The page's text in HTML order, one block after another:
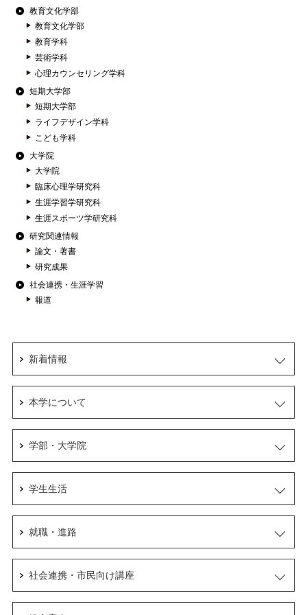
教育文化学部
教育文化学部
教育学科
芸術学科
心理カウンセリング学科
短期大学部
短期大学部
ライフデザイン学科
こども学科
大学院
大学院
臨床心理学研究科
生涯学習学研究科
生涯スポーツ学研究科
研究関連情報
論文・著書
研究成果
社会連携・生涯学習
報道
新着情報
本学について
学部・大学院
学生生活
就職・進路
社会連携・市民向け講座